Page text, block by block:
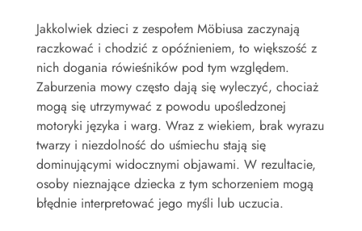
Jakkolwiek dzieci z zespołem Möbiusa zaczynają
raczkować i chodzić z opóźnieniem, to większość z
nich dogania rówieśników pod tym względem.
Zaburzenia mowy często dają się wyleczyć, chociaż
mogą się utrzymywać z powodu upośledzonej
motoryki języka i warg. Wraz z wiekiem, brak wyrazu
twarzy i niezdolność do uśmiechu stają się
dominującymi widocznymi objawami. W rezultacie,
osoby nieznające dziecka z tym schorzeniem mogą
błędnie interpretować jego myśli lub uczucia.